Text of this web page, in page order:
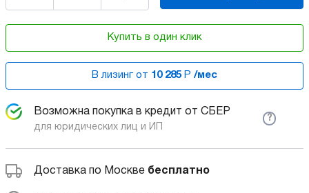
Купить в один клик
В лизинг от 10 285 Р /мес
Возможна покупка в кредит от СБЕР
для юридических лиц и ИП
?
Доставка по Москве бесплатно